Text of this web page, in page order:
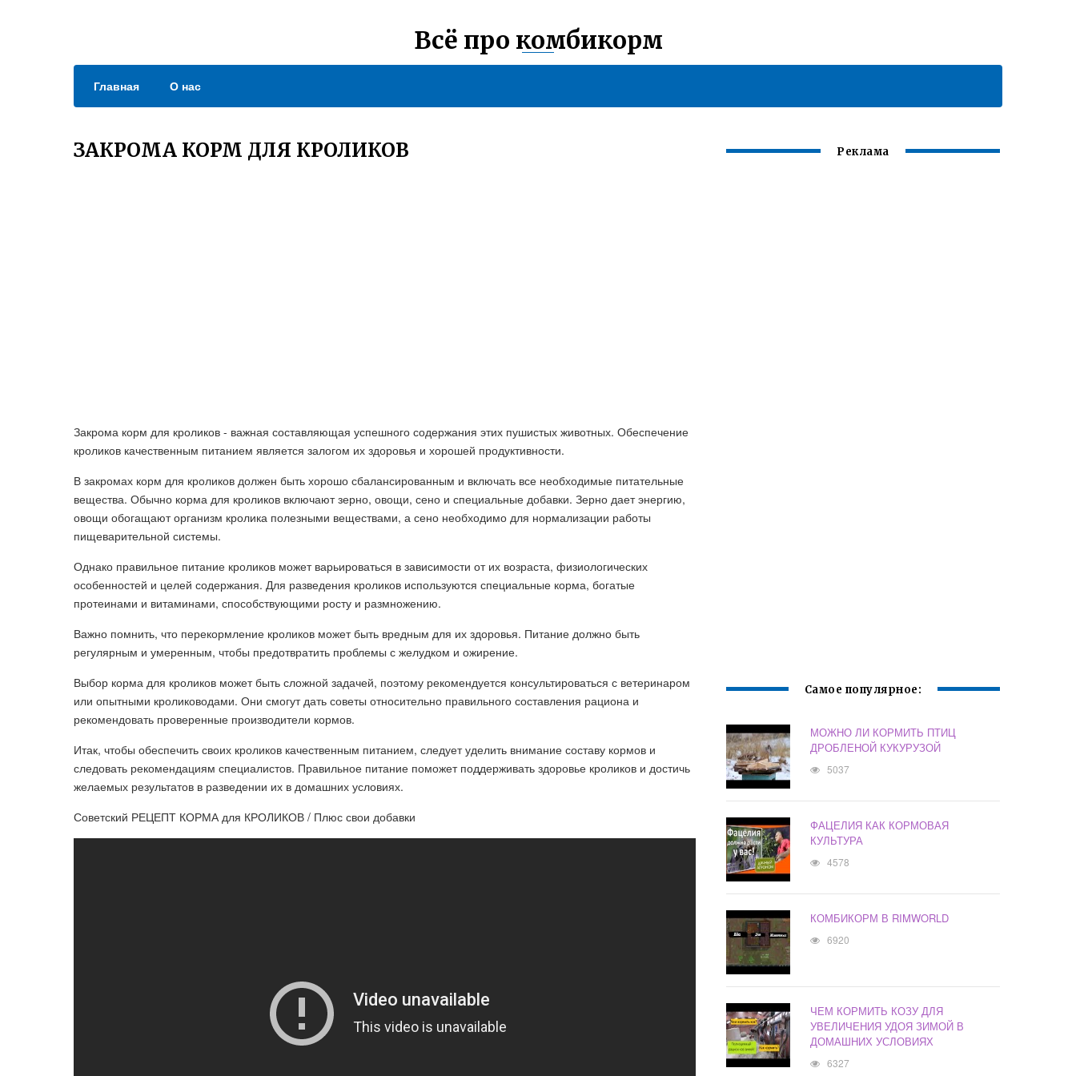
Всё про комбикорм
Главная О нас
ЗАКРОМА КОРМ ДЛЯ КРОЛИКОВ
Закрома корм для кроликов - важная составляющая успешного содержания этих пушистых животных. Обеспечение
кроликов качественным питанием является залогом их здоровья и хорошей продуктивности.
В закромах корм для кроликов должен быть хорошо сбалансированным и включать все необходимые питательные
вещества. Обычно корма для кроликов включают зерно, овощи, сено и специальные добавки. Зерно дает энергию,
овощи обогащают организм кролика полезными веществами, а сено необходимо для нормализации работы
пищеварительной системы.
Однако правильное питание кроликов может варьироваться в зависимости от их возраста, физиологических
особенностей и целей содержания. Для разведения кроликов используются специальные корма, богатые
протеинами и витаминами, способствующими росту и размножению.
Важно помнить, что перекормление кроликов может быть вредным для их здоровья. Питание должно быть
регулярным и умеренным, чтобы предотвратить проблемы с желудком и ожирение.
Выбор корма для кроликов может быть сложной задачей, поэтому рекомендуется консультироваться с ветеринаром
или опытными кролиководами. Они смогут дать советы относительно правильного составления рациона и
рекомендовать проверенные производители кормов.
Итак, чтобы обеспечить своих кроликов качественным питанием, следует уделить внимание составу кормов и
следовать рекомендациям специалистов. Правильное питание поможет поддерживать здоровье кроликов и достичь
желаемых результатов в разведении их в домашних условиях.
Советский РЕЦЕПТ КОРМА для КРОЛИКОВ / Плюс свои добавки
Реклама
Самое популярное:
МОЖНО ЛИ КОРМИТЬ ПТИЦ
ДРОБЛЕНОЙ КУКУРУЗОЙ
5037
ФАЦЕЛИЯ КАК КОРМОВАЯ
КУЛЬТУРА
4578
КОМБИКОРМ В RIMWORLD
6920
ЧЕМ КОРМИТЬ КОЗУ ДЛЯ
УВЕЛИЧЕНИЯ УДОЯ ЗИМОЙ В
ДОМАШНИХ УСЛОВИЯХ
6327